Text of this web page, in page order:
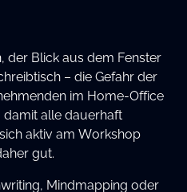
der Blick aus dem Fenster
– die Gefahr der
im Home-Office
alle dauerhaft
aktiv am Workshop
gut.
Mindmapping oder